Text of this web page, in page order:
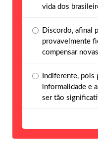
vida dos
Discordo, afinal
provavelmente
compensar
Indiferente, pois
informalidade e
ser tão